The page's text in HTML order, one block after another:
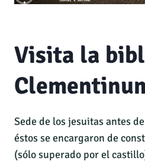
Visita la
Sede de los jesuitas antes
éstos se encargaron de
(sólo superado por el